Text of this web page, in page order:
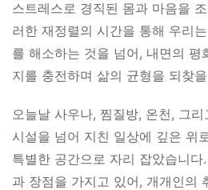
스트레스로 경직된 몸과 마음을
러한 재정렬의 시간을 통해 우리
를 해소하는 것을 넘어, 내면의 평
지를 충전하며 삶의 균형을 되찾
오늘날 사우나, 찜질방, 온천, 그
시설을 넘어 지친 일상에 깊은 위
특별한 공간으로 자리 잡았습니
과 장점을 가지고 있어, 개개인의